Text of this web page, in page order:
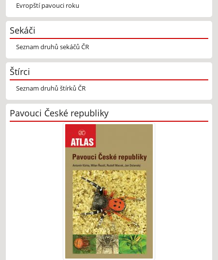
Evropští pavouci roku
Sekáči
Seznam druhů sekáčů ČR
Štírci
Seznam druhů štírků ČR
Pavouci České republiky